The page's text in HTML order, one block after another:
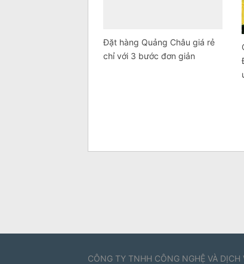
Đặt hàng Quảng Châu giá rẻ
chỉ với 3 bước đơn giản
CÔNG TY TNHH CÔNG NGHỆ VÀ DỊCH